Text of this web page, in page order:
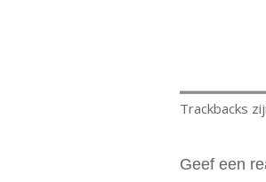
Trackbacks
Geef een